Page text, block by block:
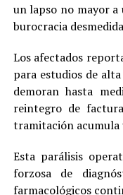
un lapso no mayor
burocracia
Los afectados
para estudios de
demoran hasta
reintegro de
tramitación
Esta parálisis
forzosa de
farmacológicos